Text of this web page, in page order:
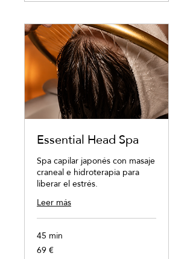
Essential Head Spa
Spa capilar japonés con masaje
craneal e hidroterapia para
liberar el estrés.
Leer más
45 min
69
euros
69 €